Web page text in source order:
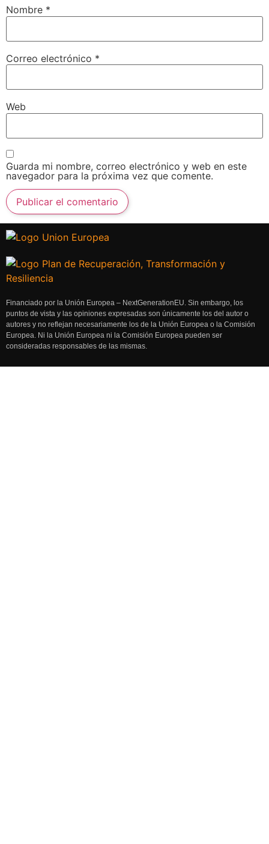
Nombre *
Correo electrónico *
Web
Guarda mi nombre, correo electrónico y web en este
navegador para la próxima vez que comente.
Financiado por la Unión Europea – NextGenerationEU. Sin embargo, los
puntos de vista y las opiniones expresadas son únicamente los del autor o
autores y no reflejan necesariamente los de la Unión Europea o la Comisión
Europea. Ni la Unión Europea ni la Comisión Europea pueden ser
consideradas responsables de las mismas.